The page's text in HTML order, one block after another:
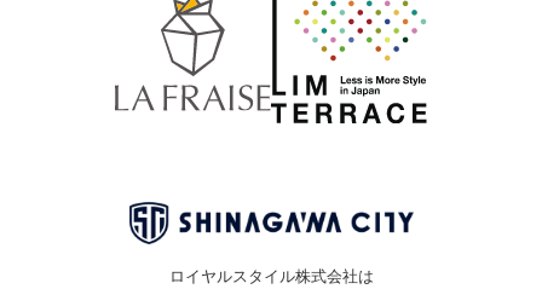
ロイヤルスタイル株式会社は